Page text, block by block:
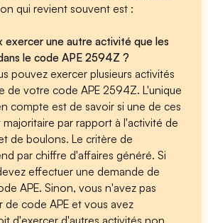
qui revient souvent est :
exercer une autre activité que les
le code APE 2594Z ?
pouvez exercer plusieurs activités
de votre code APE 2594Z. L'unique
compte est de savoir si une de ces
majoritaire par rapport à l'activité de
de boulons. Le critère de
par chiffre d'affaires généré. Si
effectuer une demande de
APE. Sinon, vous n'avez pas
code APE et vous avez
d'exercer d'autres activités non